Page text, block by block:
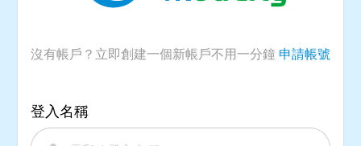
沒有帳戶？立即創建一個新帳戶不用一分鐘 申請帳號
登入名稱